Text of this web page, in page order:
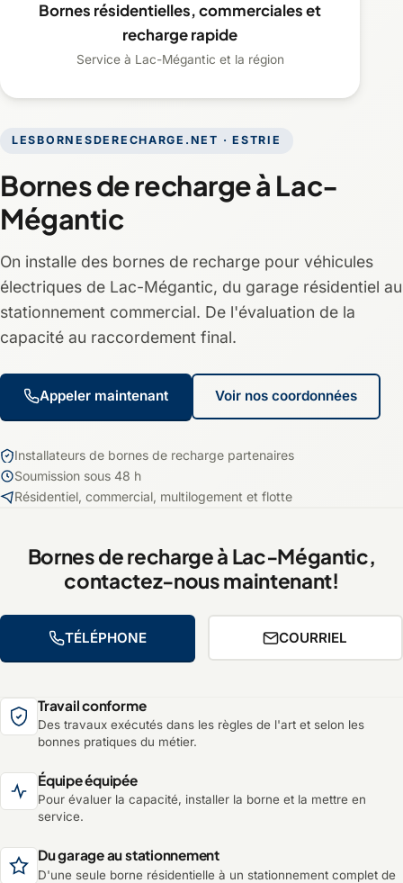
LESBORNESDERECHARGE.NET · ESTRIE
Bornes de recharge à Lac-
Mégantic
On installe des bornes de recharge pour véhicules
électriques de Lac-Mégantic, du garage résidentiel au
stationnement commercial. De l'évaluation de la
capacité au raccordement final.
Appeler maintenant Voir nos coordonnées
Installateurs de bornes de recharge partenaires
Soumission sous 48 h
Résidentiel, commercial, multilogement et flotte
Bornes résidentielles, commerciales et
recharge rapide
Service à Lac-Mégantic et la région
Bornes de recharge à Lac-Mégantic,
contactez-nous maintenant!
TÉLÉPHONE COURRIEL
Travail conforme
Des travaux exécutés dans les règles de l'art et selon les
bonnes pratiques du métier.
Équipe équipée
Pour évaluer la capacité, installer la borne et la mettre en
service.
Du garage au stationnement
D'une seule borne résidentielle à un stationnement complet de